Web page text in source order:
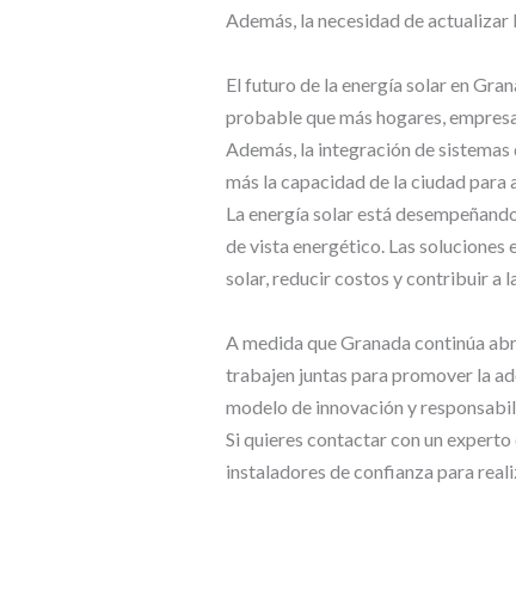
Además, la necesidad de
El futuro de la energía solar en
probable que más hogares,
Además, la integración de
más la capacidad de la ciudad para
La energía solar está
de vista energético. Las soluciones
solar, reducir costos y contribuir a
A medida que Granada continúa
trabajen juntas para promover la
modelo de innovación y
Si quieres contactar con un experto
instaladores de confianza para